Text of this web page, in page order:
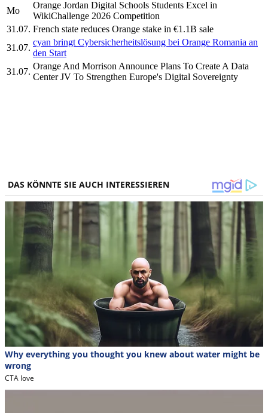
Mo
Orange Jordan Digital Schools Students Excel in
WikiChallenge 2026 Competition
31.07. French state reduces Orange stake in €1.1B sale
31.07.
cyan bringt Cybersicherheitslösung bei Orange Romania an
den Start
31.07.
Orange And Morrison Announce Plans To Create A Data
Center JV To Strengthen Europe's Digital Sovereignty